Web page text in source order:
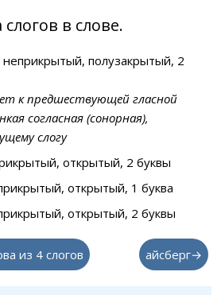
в слове.
полузакрытый, 2
к предшествующей гласной
согласная (сонорная),
слогу
открытый, 2 буквы
открытый, 1 буква
открытый, 2 буквы
из 4 слогов айсберг→